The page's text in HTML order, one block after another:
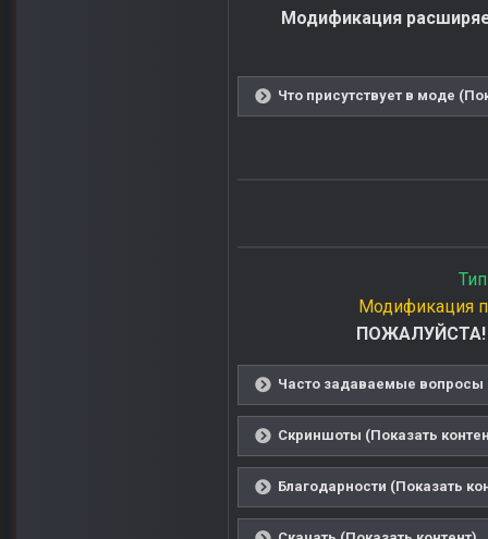
Модификация
Что присутствует в моде
Модификация
ПОЖАЛУЙСТА!
Часто задаваемые вопросы
Скриншоты (Показать
Благодарности (Показать